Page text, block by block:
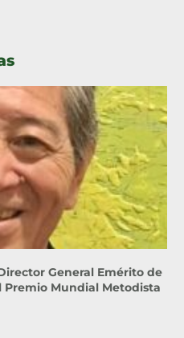
General Emérito de
Premio Mundial Metodista